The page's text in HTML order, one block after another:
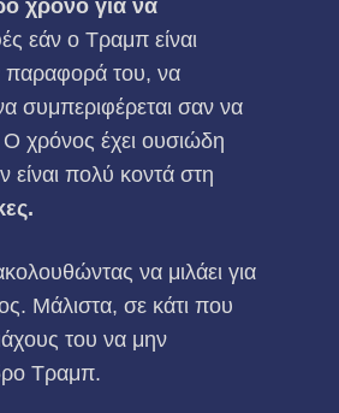
χρόνο για να
εάν ο Τραμπ είναι
παραφορά του, να
συμπεριφέρεται σαν να
Ο χρόνος έχει ουσιώδη
πολύ κοντά στη
να μιλάει για
Μάλιστα, σε κάτι που
του να μην
Τραμπ.